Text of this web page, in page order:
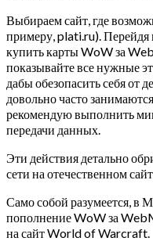
Выбираем сайт, где
примеру, plati.ru). Перейдя
купить карты WoW за
показывайте все нужные
дабы обезопасить себя от
довольно часто
рекомендую выполнить
передачи данных.
Эти действия детально
сети на отечественном
Само собой разумеется, в
пополнение WoW за
на сайт World of Warcraft.